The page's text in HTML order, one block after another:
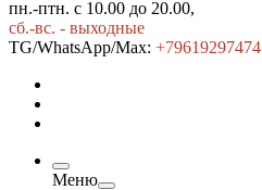
пн.-птн. с 10.00 до 20.00,
сб.-вс. - выходные
TG/WhatsApp/Max: +79619297474
Меню